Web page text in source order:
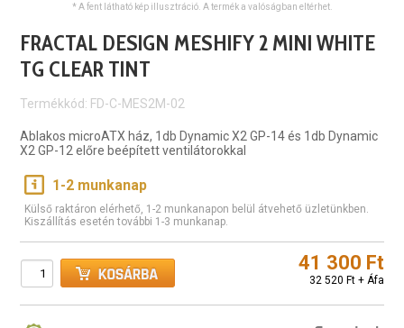
* A fent látható kép illusztráció. A termék a valóságban eltérhet.
FRACTAL DESIGN MESHIFY 2 MINI WHITE
TG CLEAR TINT
Termékkód: FD-C-MES2M-02
Ablakos microATX ház, 1db Dynamic X2 GP-14 és 1db Dynamic
X2 GP-12 előre beépített ventilátorokkal
1-2 munkanap
Külső raktáron elérhető, 1-2 munkanapon belül átvehető üzletünkben.
Kiszállítás esetén további 1-3 munkanap.
41 300 Ft
32 520 Ft + Áfa